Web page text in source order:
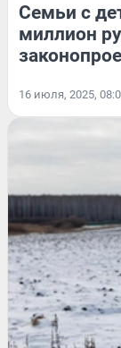
Семьи с
миллион
16 июля, 2025,